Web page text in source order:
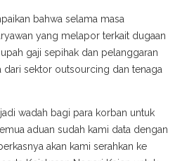
bahwa selama masa
yang melapor terkait dugaan
gaji sepihak dan pelanggaran
dari sektor outsourcing dan tenaga
wadah bagi para korban untuk
aduan sudah kami data dengan
akan kami serahkan ke